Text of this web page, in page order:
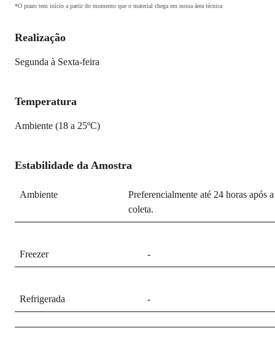
Temperatura
Ambiente (18 a 25ºC)
Estabilidade da Amostra
Ambiente
Preferencialmente até 24 horas após a
coleta.
Freezer -
Refrigerada -
*O prazo tem início a partir do momento que o material chega em nossa área técnica
Realização
Segunda à Sexta-feira